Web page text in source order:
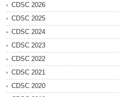
CDSC 2026
CDSC 2025
CDSC 2024
CDSC 2023
CDSC 2022
CDSC 2021
CDSC 2020